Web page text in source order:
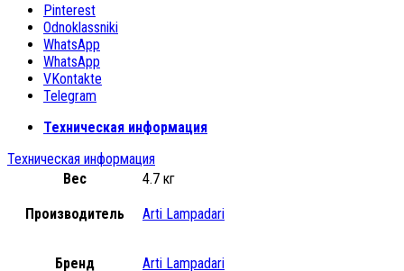
Pinterest
Odnoklassniki
WhatsApp
WhatsApp
VKontakte
Telegram
Техническая информация
Техническая информация
Вес
4.7 кг
Производитель Arti Lampadari
Бренд Arti Lampadari